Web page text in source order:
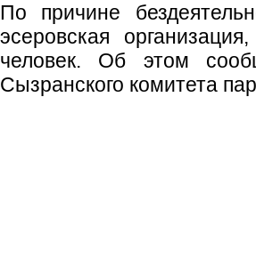
По причине
эсеровская
человек. Об этом
Сызранского комитета